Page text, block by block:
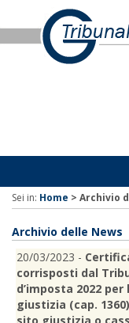
Sei in: Home > Archivio
Archivio delle News
20/03/2023 -
corrisposti dal
d’imposta 2022
giustizia (cap.